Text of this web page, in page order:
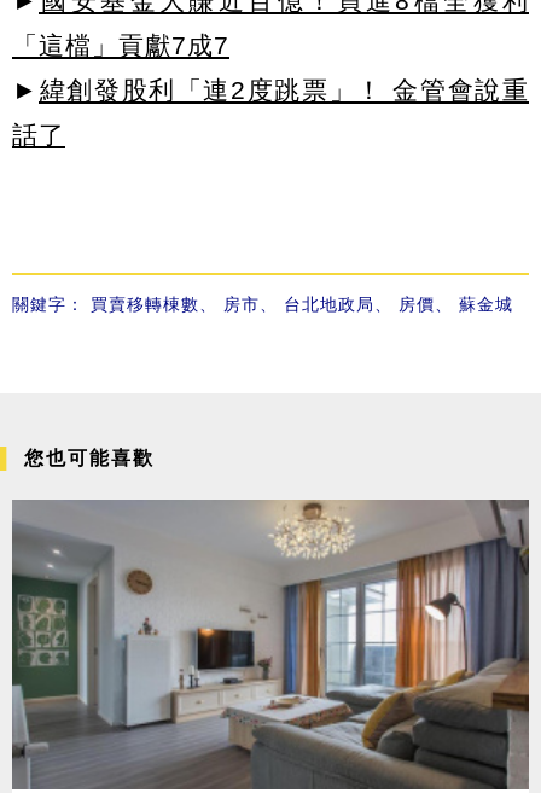
「這檔」貢獻7成7
► 緯創發股利「連2度跳票」！ 金管會說重
話了
關鍵字： 買賣移轉棟數 房市 台北地政局 房價 蘇金城
您也可能喜歡